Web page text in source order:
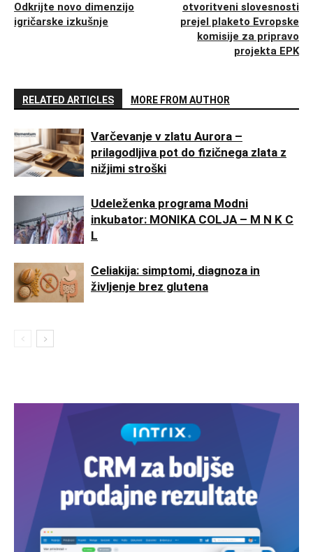
Odkrijte novo dimenzijo
igričarske izkušnje
otvoritveni slovesnosti
prejel plaketo Evropske
komisije za pripravo
projekta EPK
RELATED ARTICLES MORE FROM AUTHOR
Varčevanje v zlatu Aurora –
prilagodljiva pot do fizičnega zlata z
nižjimi stroški
Udeleženka programa Modni
inkubator: MONIKA COLJA – M N K C
L
Celiakija: simptomi, diagnoza in
življenje brez glutena